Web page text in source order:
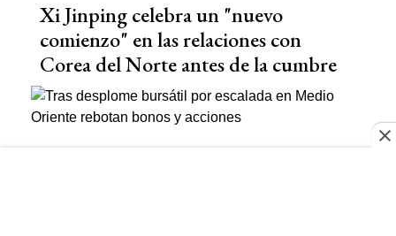
Xi Jinping celebra un "nuevo
comienzo" en las relaciones con
Corea del Norte antes de la cumbre